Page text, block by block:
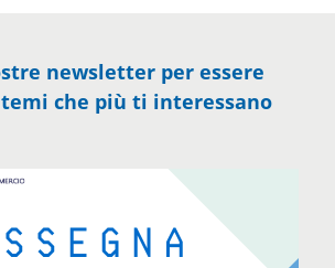
newsletter per essere
che più ti interessano